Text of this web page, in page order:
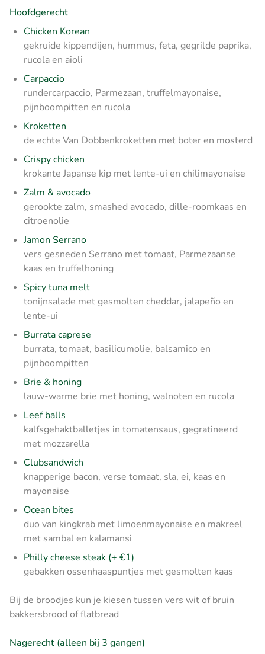
Hoofdgerecht
Chicken Korean
gekruide kippendijen, hummus, feta, gegrilde paprika,
rucola en aioli
Carpaccio
rundercarpaccio, Parmezaan, truffelmayonaise,
pijnboompitten en rucola
Kroketten
de echte Van Dobbenkroketten met boter en mosterd
Crispy chicken
krokante Japanse kip met lente-ui en chilimayonaise
Zalm & avocado
gerookte zalm, smashed avocado, dille-roomkaas en
citroenolie
Jamon Serrano
vers gesneden Serrano met tomaat, Parmezaanse
kaas en truffelhoning
Spicy tuna melt
tonijnsalade met gesmolten cheddar, jalapeño en
lente-ui
Burrata caprese
burrata, tomaat, basilicumolie, balsamico en
pijnboompitten
Brie & honing
lauw-warme brie met honing, walnoten en rucola
Leef balls
kalfsgehaktballetjes in tomatensaus, gegratineerd
met mozzarella
Clubsandwich
knapperige bacon, verse tomaat, sla, ei, kaas en
mayonaise
Ocean bites
duo van kingkrab met limoenmayonaise en makreel
met sambal en kalamansi
Philly cheese steak (+ €1)
gebakken ossenhaaspuntjes met gesmolten kaas
Bij de broodjes kun je kiesen tussen vers wit of bruin
bakkersbrood of flatbread
Nagerecht (alleen bij 3 gangen)